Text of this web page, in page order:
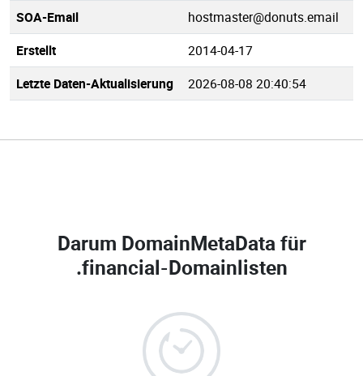
SOA-Email
hostmaster@donuts.email
Erstellt
2014-04-17
Letzte Daten-Aktualisierung
2026-08-08 20:40:54
Darum DomainMetaData für
.financial-Domainlisten